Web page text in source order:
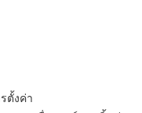
ตั้งค่า